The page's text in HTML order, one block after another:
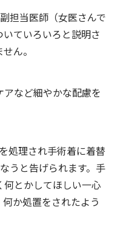
担当医師（女医さんで
ていろいろと説明さ
ん。
など細やかな配慮を
処理され手術着に着替
うと告げられます。手
とかしてほしい一心
か処置をされたよう